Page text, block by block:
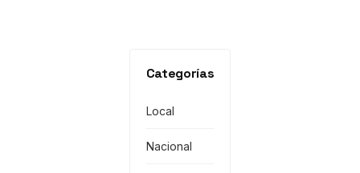
Categorías
Local
Nacional